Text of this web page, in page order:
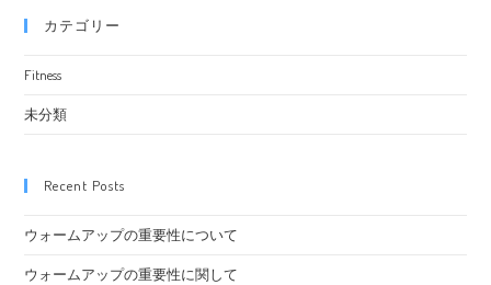
カテゴリー
Fitness
未分類
Recent Posts
ウォームアップの重要性について
ウォームアップの重要性に関して